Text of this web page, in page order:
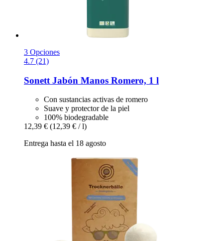
3 Opciones
4.7 (21)
Sonett Jabón Manos Romero, 1 l
Con sustancias activas de romero
Suave y protector de la piel
100% biodegradable
12,39 € (12,39 € / l)
Entrega hasta el 18 agosto